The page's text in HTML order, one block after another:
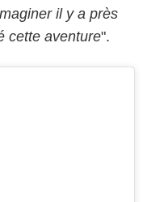
il y a près
cette aventure".